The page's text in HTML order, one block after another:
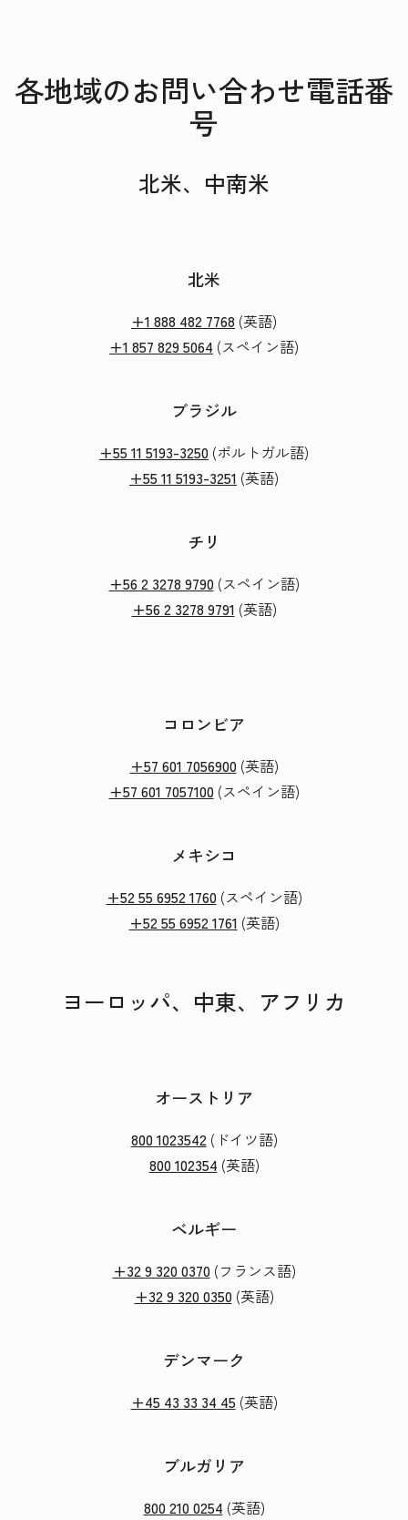
各地域のお問い合わせ電話番
号
北米、中南米
北米
+1 888 482 7768 (英語)
+1 857 829 5064 (スペイン語)
ブラジル
+55 11 5193-3250 (ポルトガル語)
+55 11 5193-3251 (英語)
チリ
+56 2 3278 9790(スペイン語)
+56 2 3278 9791 (英語)
コロンビア
+57 601 7056900(英語)
+57 601 7057100(スペイン語)
メキシコ
+52 55 6952 1760(スペイン語)
+52 55 6952 1761 (英語)
ヨーロッパ、中東、アフリカ
オーストリア
800 1023542(ドイツ語)
800 102354 (英語)
ベルギー
+32 9 320 0370(フランス語)
+32 9 320 0350(英語)
デンマーク
+45 43 33 34 45 (英語)
ブルガリア
800 210 0254 (英語)